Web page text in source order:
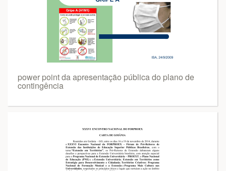
power point da apresentação pública do plano de
contingência